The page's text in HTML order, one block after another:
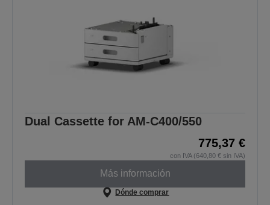
Dual Cassette for AM-C400/550
775,37 €
con IVA (640,80 € sin IVA)
Más información
Dónde comprar